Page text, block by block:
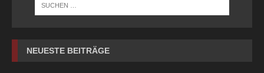
NEUESTE BEITRÄGE